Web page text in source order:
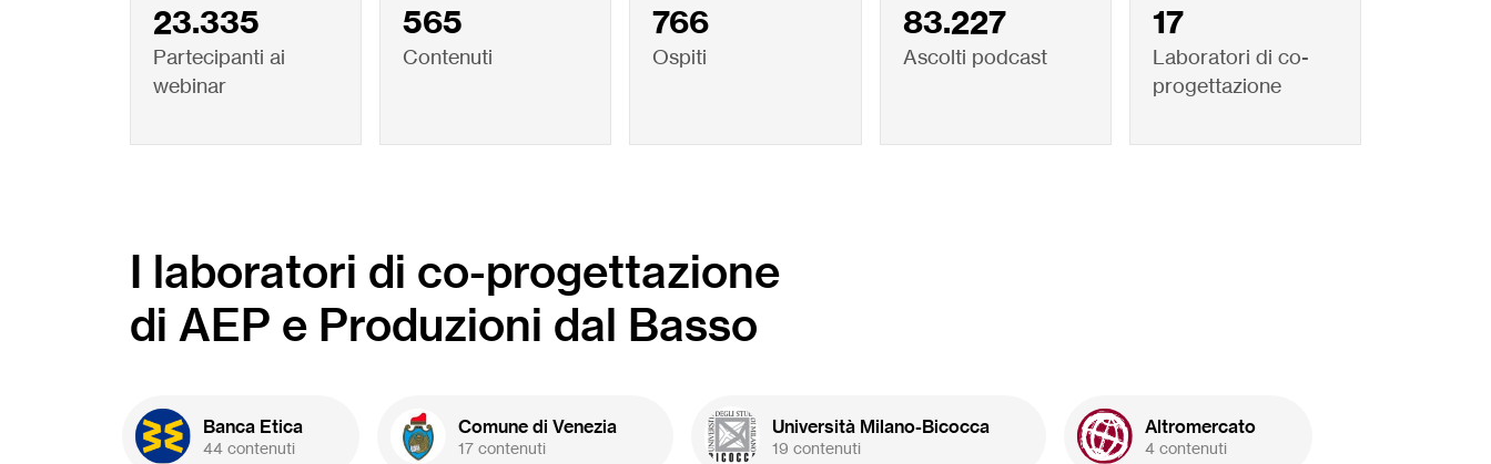
23.335
Partecipanti ai
webinar
565
Contenuti
766
Ospiti
83.227
Ascolti podcast
17
Laboratori di co-
progettazione
I laboratori di co-progettazione
di AEP e Produzioni dal Basso
Banca Etica
44 contenuti
Comune di Venezia
17 contenuti
Università Milano-Bicocca
19 contenuti
Altromercato
4 contenuti